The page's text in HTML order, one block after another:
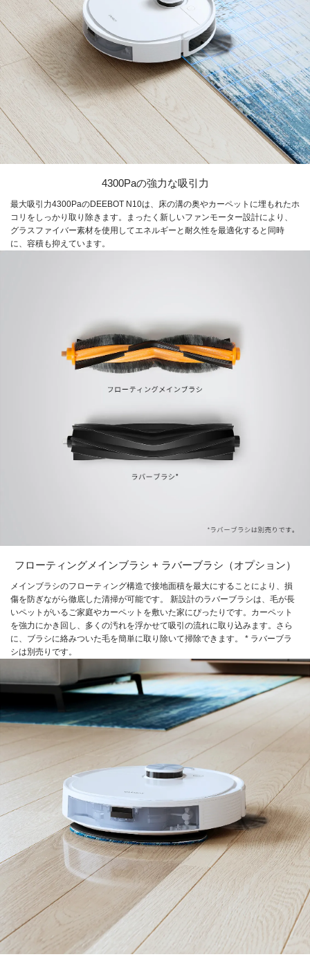
4300Paの強力な吸引力
最大吸引力4300PaのDEEBOT N10は、床の溝の奥やカーペットに埋もれたホ
コリをしっかり取り除きます。まったく新しいファンモーター設計により、
グラスファイバー素材を使用してエネルギーと耐久性を最適化すると同時
に、容積も抑えています。
フローティングメインブラシ + ラバーブラシ（オプション）
メインブラシのフローティング構造で接地面積を最大にすることにより、損
傷を防ぎながら徹底した清掃が可能です。 新設計のラバーブラシは、毛が長
いペットがいるご家庭やカーペットを敷いた家にぴったりです。カーペット
を強力にかき回し、多くの汚れを浮かせて吸引の流れに取り込みます。さら
に、ブラシに絡みついた毛を簡単に取り除いて掃除できます。 * ラバーブラ
シは別売りです。